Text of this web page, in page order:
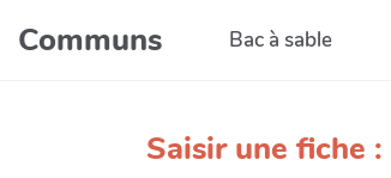
Aller au contenu principal
Communs Bac à sable
Saisir une fiche